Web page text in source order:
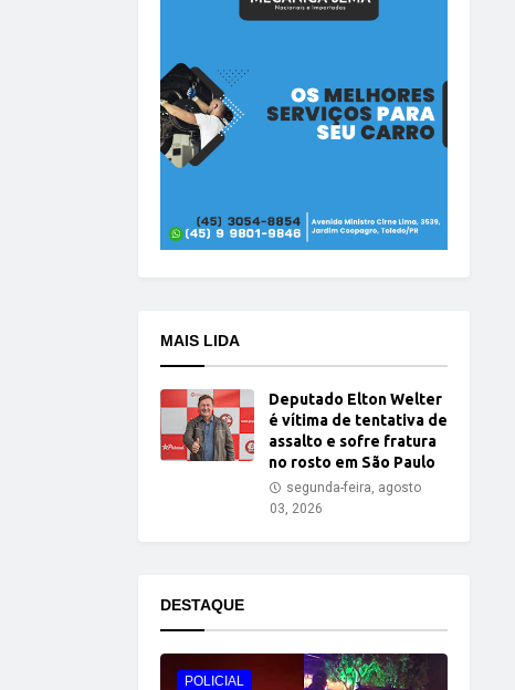
MAIS LIDA
Deputado Elton Welter
é vítima de tentativa de
assalto e sofre fratura
no rosto em São Paulo
segunda-feira, agosto
03, 2026
DESTAQUE
POLICIAL